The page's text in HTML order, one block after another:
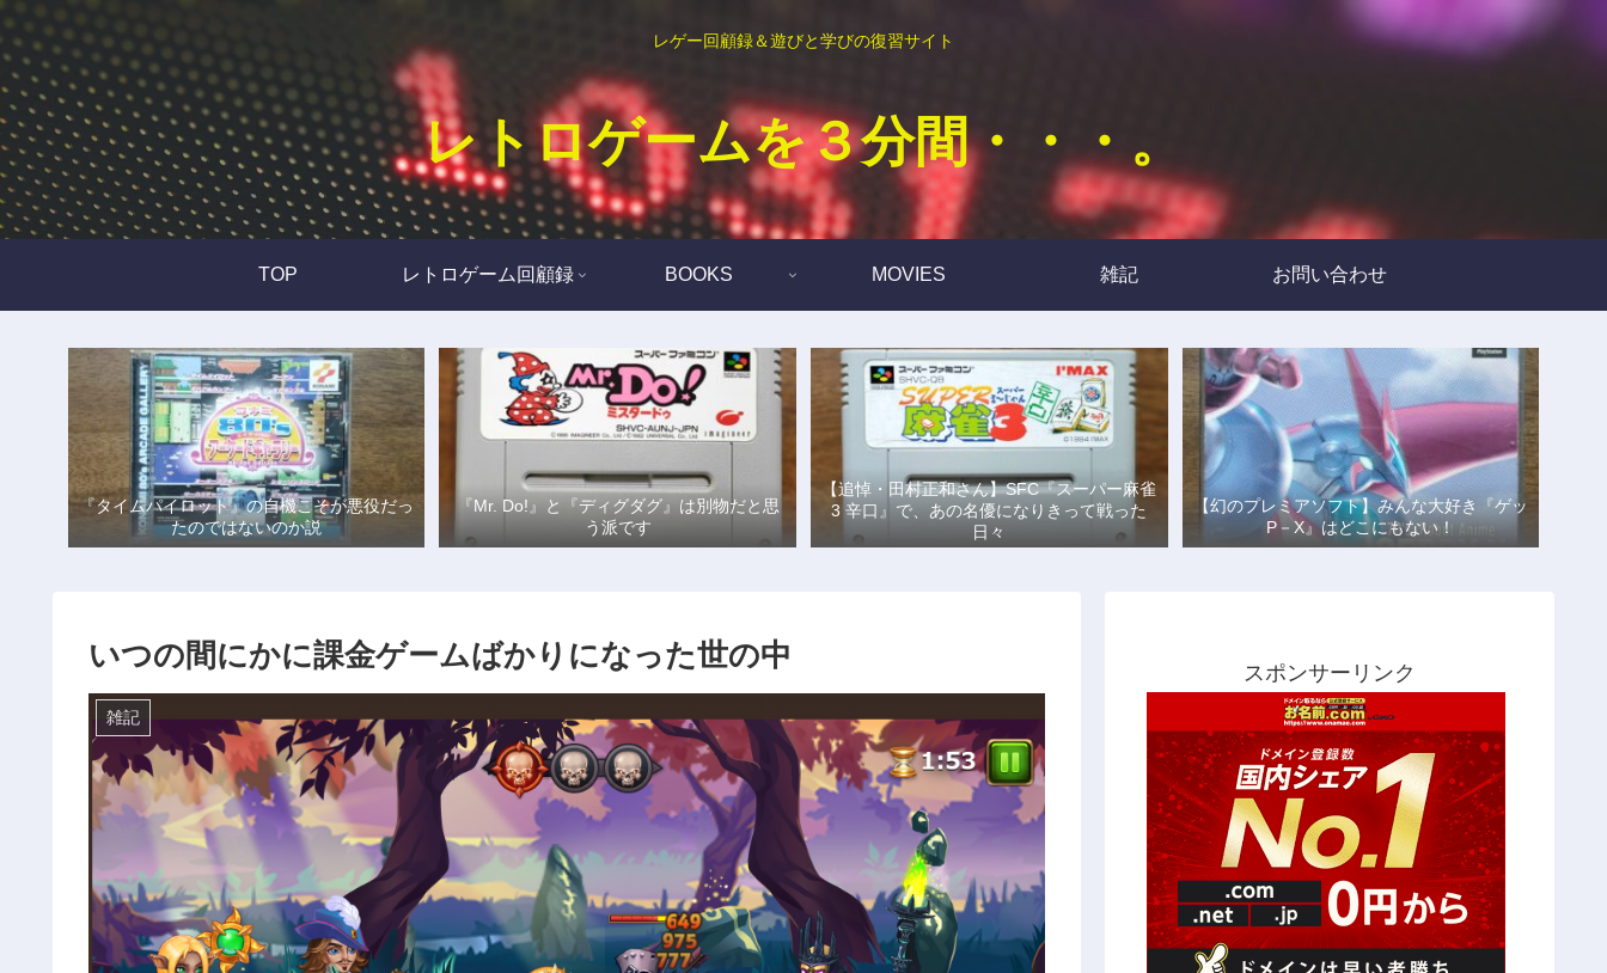
レゲー回顧録＆遊びと学びの復習サイト
レトロゲームを３分間・・・。
TOP レトロゲーム回顧録 BOOKS MOVIES 雑記 お問い合わせ
『タイムパイロット』の自機こそが悪役だっ
たのではないのか説
『Mr. Do!』と『ディグダグ』は別物だと思
う派です
【追悼・田村正和さん】SFC『スーパー麻雀
3 辛口』で、あの名優になりきって戦った
日々
【幻のプレミアソフト】みんな大好き『ゲッ
P－X』はどこにもない！
いつの間にかに課金ゲームばかりになった世の中
雑記
スポンサーリンク